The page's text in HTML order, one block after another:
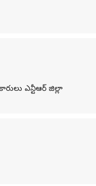
ఎన్టీఆర్ జిల్లా